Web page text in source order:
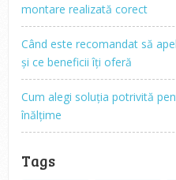
montare realizată corect
Când este recomandat să
și ce beneficii îți oferă
Cum alegi soluția potrivită
înălțime
Tags